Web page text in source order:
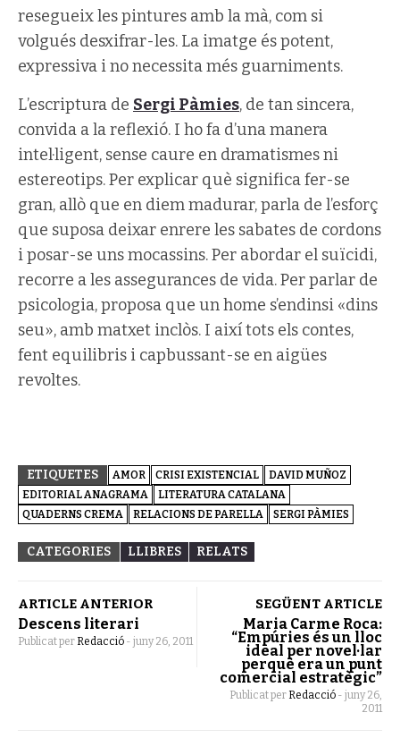
resegueix les pintures amb la mà, com si
volgués desxifrar-les. La imatge és potent,
expressiva i no necessita més guarniments.
L’escriptura de Sergi Pàmies, de tan sincera,
convida a la reflexió. I ho fa d’una manera
intel·ligent, sense caure en dramatismes ni
estereotips. Per explicar què significa fer-se
gran, allò que en diem madurar, parla de l’esforç
que suposa deixar enrere les sabates de cordons
i posar-se uns mocassins. Per abordar el suïcidi,
recorre a les assegurances de vida. Per parlar de
psicologia, proposa que un home s’endinsi «dins
seu», amb matxet inclòs. I així tots els contes,
fent equilibris i capbussant-se en aigües
revoltes.
ETIQUETES AMOR CRISI EXISTENCIAL
DAVID MUÑOZ
EDITORIAL ANAGRAMA
LITERATURA CATALANA
QUADERNS CREMA
RELACIONS DE PARELLA SERGI PÀMIES
CATEGORIES LLIBRES RELATS
ARTICLE ANTERIOR
Descens literari
Publicat per Redacció - juny 26, 2011
SEGÜENT ARTICLE
Maria Carme Roca:
“Empúries és un lloc
ideal per novel·lar
perquè era un punt
comercial estratègic”
Publicat per Redacció - juny 26,
2011